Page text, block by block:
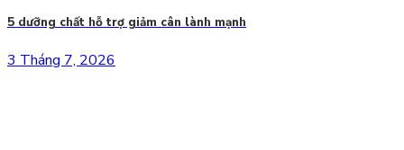
5 dưỡng chất hỗ trợ giảm cân lành mạnh
3 Tháng 7, 2026